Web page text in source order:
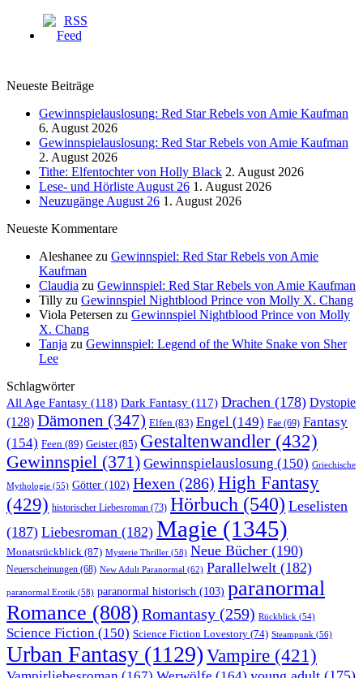
Neueste Beiträge
Gewinnspielauslosung: Red Star Rebels von Amie Kaufman
6. August 2026
Gewinnspielauslosung: Red Star Rebels von Amie Kaufman
2. August 2026
Tithe: Elfentochter von Holly Black 2. August 2026
Lese- und Hörliste August 26 1. August 2026
Neuzugänge August 26 1. August 2026
Neueste Kommentare
Aleshanee zu Gewinnspiel: Red Star Rebels von Amie
Kaufman
Claudia zu Gewinnspiel: Red Star Rebels von Amie Kaufman
Tilly zu Gewinnspiel Nightblood Prince von Molly X. Chang
Viola Petersen zu Gewinnspiel Nightblood Prince von Molly
X. Chang
Tanja zu Gewinnspiel: Legend of the White Snake von Sher
Lee
Schlagwörter
All Age Fantasy (118) Dark Fantasy (117) Drachen (178) Dystopie
(128) Dämonen (347) Elfen (83) Engel (149) Fae (69) Fantasy
(154) Feen (89) Geister(85) Gestaltenwandler (432)
Gewinnspiel (371) Gewinnspielauslosung (150) Griechische
Mythologie (55) Götter (102) Hexen (286) High Fantasy
(429) historischer Liebesroman (73) Hörbuch (540) Leselisten
(187) Liebesroman (182) Magie (1345)
Monatsrückblick (87) Mysterie Thriller (58) Neue Bücher (190)
Neuerscheinungen (68) New Adult Paranormal (62) Parallelwelt (182)
paranormal Erotik (58) paranormal historisch (103) paranormal
Romance (808) Romantasy (259) Rückblick (54)
Science Fiction (150) Science Fiction Lovestory (74) Steampunk (56)
Urban Fantasy (1129) Vampire (421)